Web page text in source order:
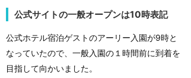
公式サイトの一般オープンは10時表記
公式ホテル宿泊ゲストのアーリー入園が9時と
なっていたので、一般入園の１時間前に到着を
目指して向かいました。